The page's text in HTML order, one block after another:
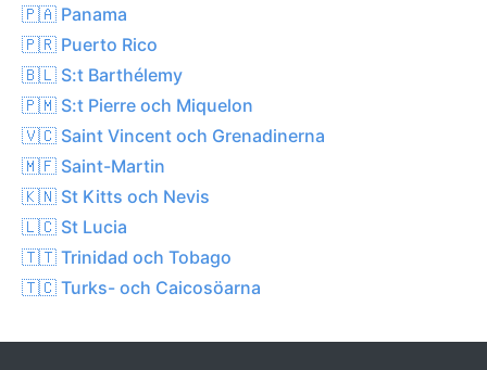
🇵🇦 Panama
🇵🇷 Puerto Rico
🇧🇱 S:t Barthélemy
🇵🇲 S:t Pierre och Miquelon
🇻🇨 Saint Vincent och Grenadinerna
🇲🇫 Saint-Martin
🇰🇳 St Kitts och Nevis
🇱🇨 St Lucia
🇹🇹 Trinidad och Tobago
🇹🇨 Turks- och Caicosöarna